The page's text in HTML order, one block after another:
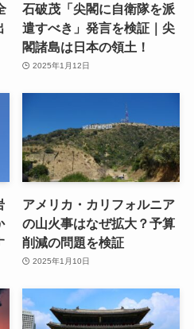
石破茂「尖閣に自衛隊を派
遣すべき」発言を検証｜尖
閣諸島は日本の領土！
2025年1月12日
アメリカ・カリフォルニア
の山火事はなぜ拡大？予算
削減の問題を検証
2025年1月10日